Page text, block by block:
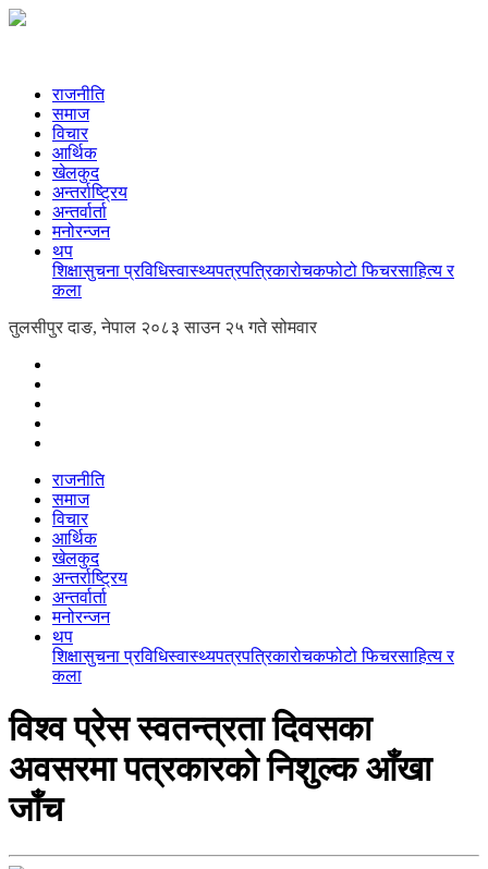
राजनीति
समाज
विचार
आर्थिक
खेलकुद
अन्तर्राष्ट्रिय
अन्तर्वार्ता
मनोरन्जन
थप
शिक्षासुचना प्रविधिस्वास्थ्यपत्रपत्रिकारोचकफोटो फिचरसाहित्य र
कला
तुलसीपुर दाङ, नेपाल २०८३ साउन २५ गते सोमवार
राजनीति
समाज
विचार
आर्थिक
खेलकुद
अन्तर्राष्ट्रिय
अन्तर्वार्ता
मनोरन्जन
थप
शिक्षासुचना प्रविधिस्वास्थ्यपत्रपत्रिकारोचकफोटो फिचरसाहित्य र
कला
विश्व प्रेस स्वतन्त्रता दिवसका
अवसरमा पत्रकारको निशुल्क आँखा
जाँच